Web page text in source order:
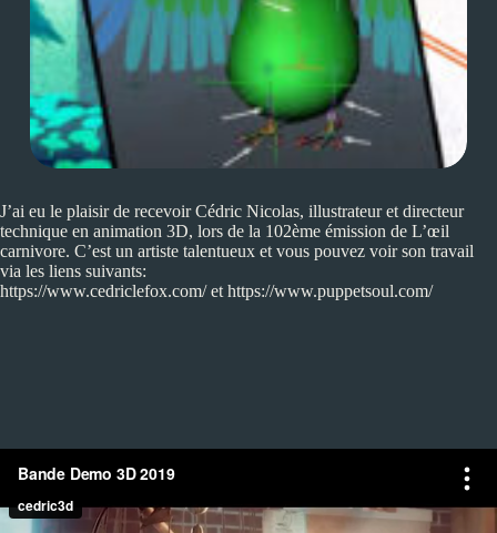
J’ai eu le plaisir de recevoir Cédric Nicolas, illustrateur et directeur
technique en animation 3D, lors de la 102ème émission de L’œil
carnivore. C’est un artiste talentueux et vous pouvez voir son travail
via les liens suivants:
https://www.cedriclefox.com/et https://www.puppetsoul.com/